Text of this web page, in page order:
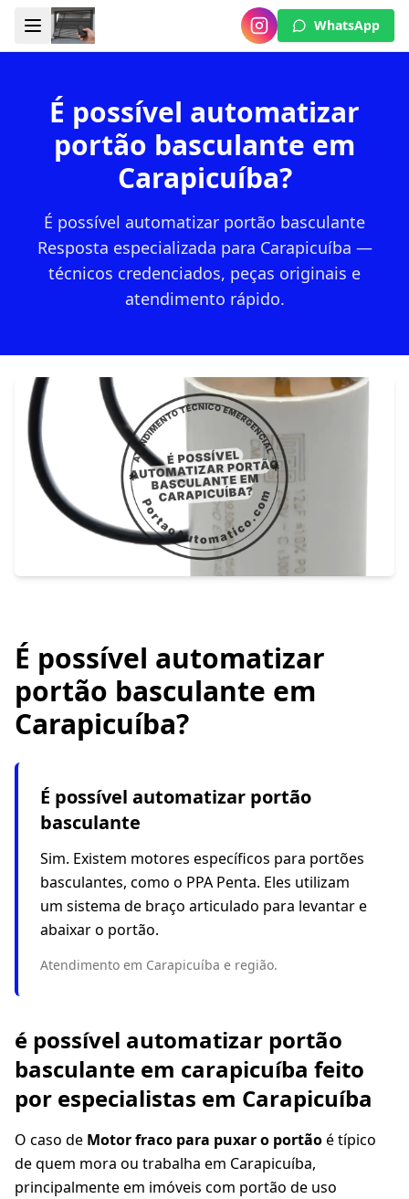
WhatsApp
É possível automatizar
portão basculante em
Carapicuíba?
É possível automatizar portão basculante
Resposta especializada para Carapicuíba —
técnicos credenciados, peças originais e
atendimento rápido.
É possível automatizar
portão basculante em
Carapicuíba?
É possível automatizar portão
basculante
Sim. Existem motores específicos para portões
basculantes, como o PPA Penta. Eles utilizam
um sistema de braço articulado para levantar e
abaixar o portão.
Atendimento em Carapicuíba e região.
é possível automatizar portão
basculante em carapicuíba feito
por especialistas em Carapicuíba
O caso de Motor fraco para puxar o portãoé típico
de quem mora ou trabalha em Carapicuíba,
principalmente em imóveis com portão de uso